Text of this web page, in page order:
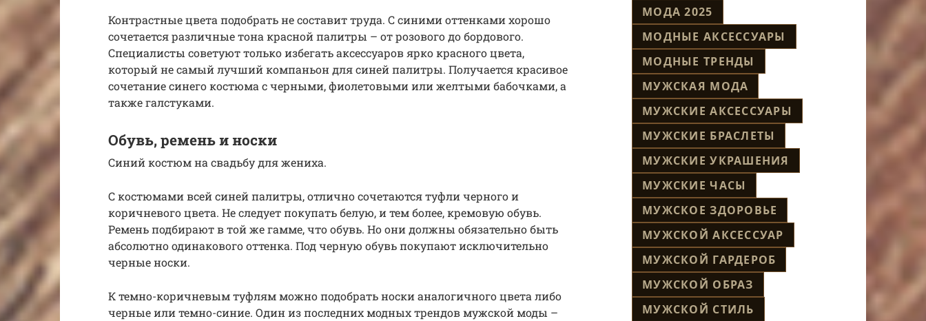
Контрастные цвета подобрать не составит труда. С синими оттенками хорошо
сочетается различные тона красной палитры – от розового до бордового.
Специалисты советуют только избегать аксессуаров ярко красного цвета,
который не самый лучший компаньон для синей палитры. Получается красивое
сочетание синего костюма с черными, фиолетовыми или желтыми бабочками, а
также галстуками.
Обувь, ремень и носки
Синий костюм на свадьбу для жениха.
С костюмами всей синей палитры, отлично сочетаются туфли черного и
коричневого цвета. Не следует покупать белую, и тем более, кремовую обувь.
Ремень подбирают в той же гамме, что обувь. Но они должны обязательно быть
абсолютно одинакового оттенка. Под черную обувь покупают исключительно
черные носки.
К темно-коричневым туфлям можно подобрать носки аналогичного цвета либо
черные или темно-синие. Один из последних модных трендов мужской моды –
МОДА 2025
МОДНЫЕ АКСЕССУАРЫ
МОДНЫЕ ТРЕНДЫ
МУЖСКАЯ МОДА
МУЖСКИЕ АКСЕССУАРЫ
МУЖСКИЕ БРАСЛЕТЫ
МУЖСКИЕ УКРАШЕНИЯ
МУЖСКИЕ ЧАСЫ
МУЖСКОЕ ЗДОРОВЬЕ
МУЖСКОЙ АКСЕССУАР
МУЖСКОЙ ГАРДЕРОБ
МУЖСКОЙ ОБРАЗ
МУЖСКОЙ СТИЛЬ